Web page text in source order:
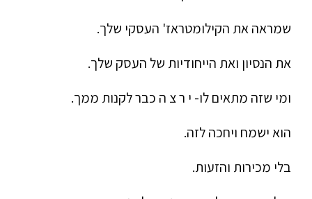
שמראה את הקילומטראז' העסקי שלך.
את הנסיון ואת הייחודיות של העסק שלך.
ומי שזה מתאים לו- י ר צ ה כבר לקנות ממך.
הוא ישמח ויחכה לזה.
בלי מכירות והזעות.